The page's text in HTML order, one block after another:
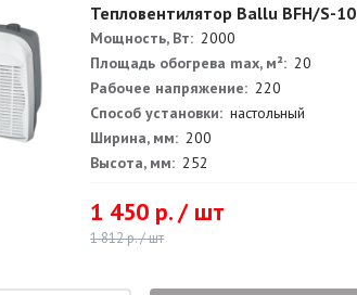
Тепловентилятор Ballu BFH/S-10
Мощность, Вт: 2000
Площадь обогрева max, м²: 20
Рабочее напряжение: 220
Способ установки: настольный
Ширина, мм: 200
Высота, мм: 252
1 450 р. / шт
1 812 р. / шт